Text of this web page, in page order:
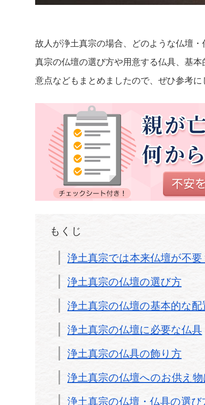
故人が浄土真宗の場合、どのような仏壇
真宗の仏壇の選び方や用意する仏具、基
意点などもまとめましたので、ぜひ参考に
もくじ
浄土真宗では本来仏壇が不要
浄土真宗の仏壇の選び方
浄土真宗の仏壇の基本的な配
浄土真宗の仏壇に必要な仏具
浄土真宗の仏具の飾り方
浄土真宗の仏壇へのお供え
浄土真宗の仏壇・仏具の選